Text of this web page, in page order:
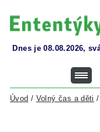
Dnes je 08.08.2026,
Úvod / Volný čas a děti